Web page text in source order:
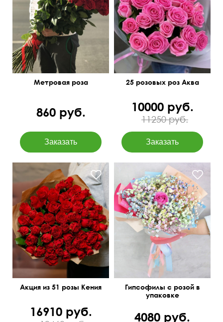
Метровая роза
860 руб.
50 см 30 см
25 розовых роз Аква
10000 руб.
11250 руб.
Мини-розочки 40 см
Акция из 51 розы Кения
16910 руб.
Гипсофилы с розой в
упаковке
4080 руб.